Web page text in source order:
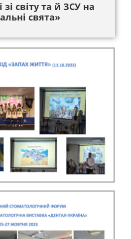
світу та й ЗСУ на
свята»